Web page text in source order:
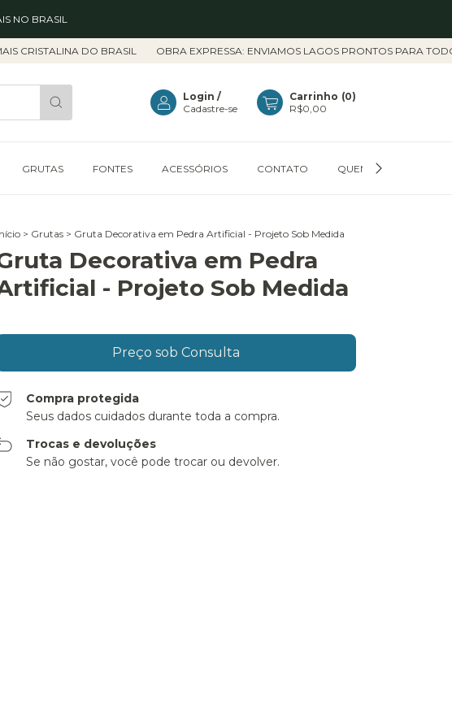
NO BRASIL
DO BRASIL OBRA EXPRESSA: ENVIAMOS LAGOS PRONTOS PARA TODO O
Login /
Cadastre-se
Carrinho (0)
R$0,00
GRUTAS FONTES ACESSÓRIOS CONTATO QUEM SOMOS
> Grutas > Gruta Decorativa em Pedra Artificial - Projeto Sob Medida
Decorativa em Pedra
- Projeto Sob Medida
Compra protegida
Seus dados cuidados durante toda a compra.
Trocas e devoluções
Se não gostar, você pode trocar ou devolver.